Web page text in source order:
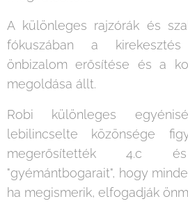
A különleges rajzórák és
fókuszában a
önbizalom erősítése és a
megoldása állt.
Robi különleges
lebilincselte közönsége
megerősítették 4.c
"gyémántbogarait", hogy
ha megismerik, elfogadják